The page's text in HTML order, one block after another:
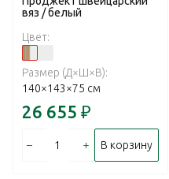
вяз / белый
Цвет:
Размер (Д×Ш×В):
140×143×75 см
26 655 ₽
– + В корзину